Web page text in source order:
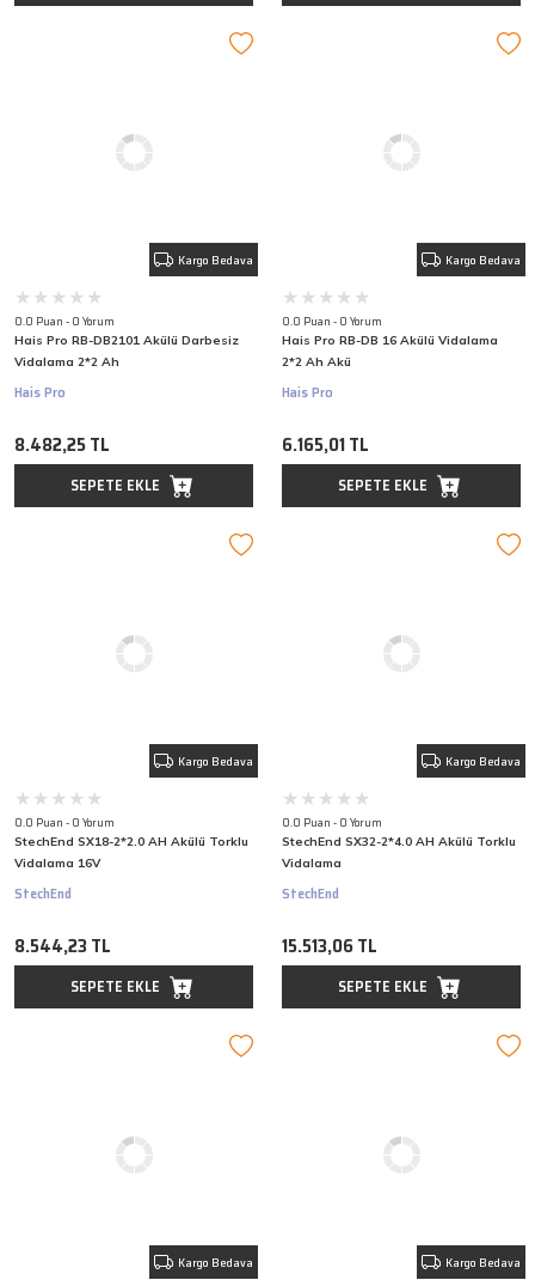
Kargo Bedava
0.0 Puan - 0 Yorum
Hais Pro RB-DB2101 Akülü Darbesiz
Vidalama 2*2 Ah
Hais Pro
8.482,25 TL
SEPETE EKLE
Kargo Bedava
0.0 Puan - 0 Yorum
Hais Pro RB-DB 16 Akülü Vidalama
2*2 Ah Akü
Hais Pro
6.165,01 TL
SEPETE EKLE
Kargo Bedava
0.0 Puan - 0 Yorum
StechEnd SX18-2*2.0 AH Akülü Torklu
Vidalama 16V
StechEnd
8.544,23 TL
SEPETE EKLE
Kargo Bedava
0.0 Puan - 0 Yorum
StechEnd SX32-2*4.0 AH Akülü Torklu
Vidalama
StechEnd
15.513,06 TL
SEPETE EKLE
Kargo Bedava Kargo Bedava